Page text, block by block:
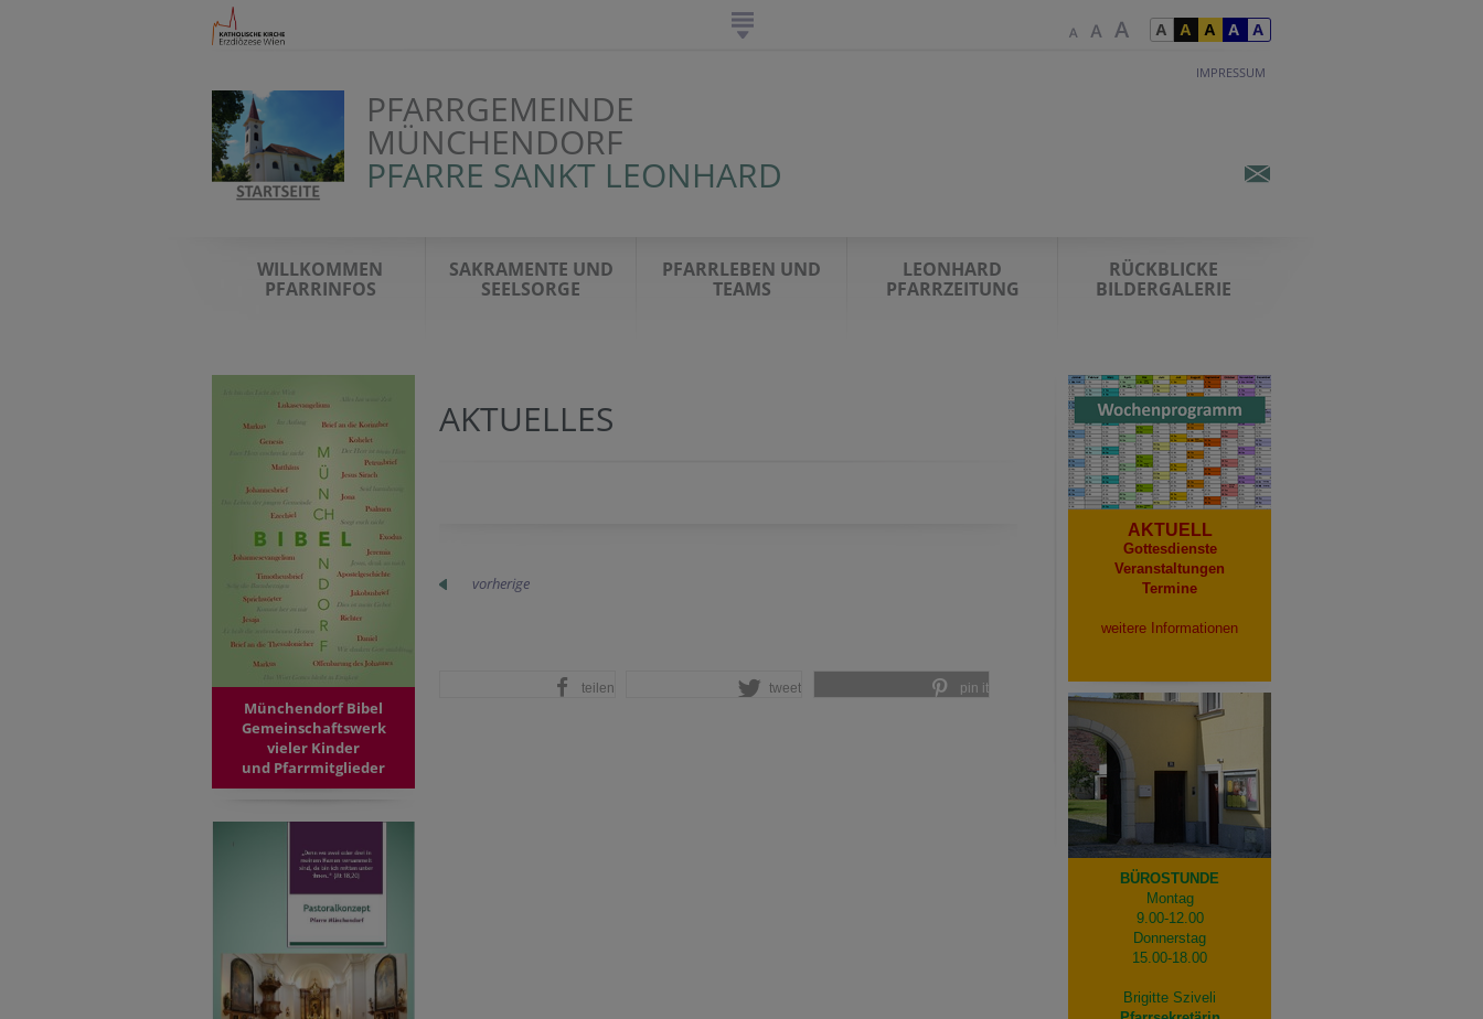
IMPRESSUM
PFARRGEMEINDE
MÜNCHENDORF
PFARRE SANKT LEONHARD
WILLKOMMEN
PFARRINFOS
SAKRAMENTE UND
SEELSORGE
PFARRLEBEN UND
TEAMS
LEONHARD
PFARRZEITUNG
RÜCKBLICKE
BILDERGALERIE
Münchendorf Bibel
Gemeinschaftswerk
vieler Kinder
und Pfarrmitglieder
AKTUELLES
vorherige
teilen tweet pin it
AKTUELL
Gottesdienste
Veranstaltungen
Termine
weitere Informationen
BÜROSTUNDE
Montag
9.00-12.00
Donnerstag
15.00-18.00
Brigitte Sziveli